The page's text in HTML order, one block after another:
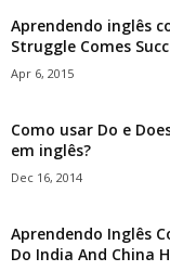
Aprendendo inglês
Struggle Comes
Apr 6, 2015
Como usar Do e
em inglês?
Dec 16, 2014
Aprendendo Inglês
Do India And China